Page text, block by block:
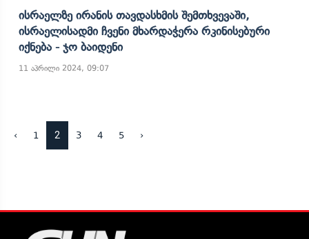
Ისრაელზე Ირანის Თავდასხმის Შემთხვევაში,
Ისრაელისადმი Ჩვენი Მხარდაჭერა Რკინისებური
Იქნება - Ჯო Ბაიდენი
11 აპრილი 2024, 09:07
‹ 1 2 3 4 5 ›